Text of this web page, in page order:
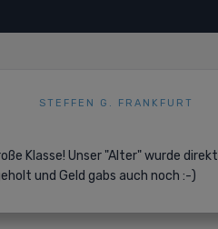
STEFFEN G. FRANKFURT
Klasse! Unser "Alter" wurde direkt
und Geld gabs auch noch :-)